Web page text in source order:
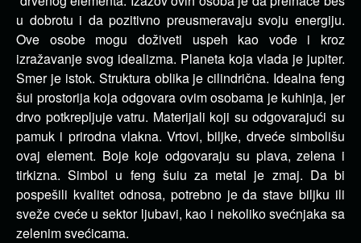
u dobrotu i da pozitivno preusmeravaju svoju energiju.
Ove osobe mogu doživeti uspeh kao vođe i kroz
izražavanje svog idealizma. Planeta koja vlada je jupiter.
Smer je istok. Struktura oblika je cilindrična. Idealna feng
šui prostorija koja odgovara ovim osobama je kuhinja, jer
drvo potkrepljuje vatru. Materijali koji su odgovarajući su
pamuk i prirodna vlakna. Vrtovi, biljke, drveće simbolišu
ovaj element. Boje koje odgovaraju su plava, zelena i
tirkizna. Simbol u feng šuiu za metal je zmaj. Da bi
pospešili kvalitet odnosa, potrebno je da stave biljku ili
sveže cveće u sektor ljubavi, kao i nekoliko svećnjaka sa
zelenim svećicama.